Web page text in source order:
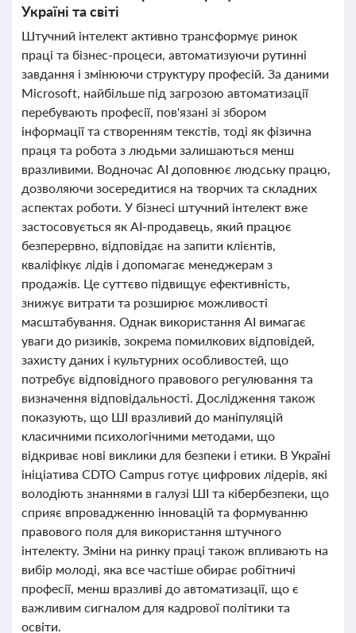
Україні та світі
Штучний інтелект активно трансформує ринок
праці та бізнес-процеси, автоматизуючи рутинні
завдання і змінюючи структуру професій. За даними
Microsoft, найбільше під загрозою автоматизації
перебувають професії, пов'язані зі збором
інформації та створенням текстів, тоді як фізична
праця та робота з людьми залишаються менш
вразливими. Водночас AI доповнює людську працю,
дозволяючи зосередитися на творчих та складних
аспектах роботи. У бізнесі штучний інтелект вже
застосовується як AI-продавець, який працює
безперервно, відповідає на запити клієнтів,
кваліфікує лідів і допомагає менеджерам з
продажів. Це суттєво підвищує ефективність,
знижує витрати та розширює можливості
масштабування. Однак використання AI вимагає
уваги до ризиків, зокрема помилкових відповідей,
захисту даних і культурних особливостей, що
потребує відповідного правового регулювання та
визначення відповідальності. Дослідження також
показують, що ШІ вразливий до маніпуляцій
класичними психологічними методами, що
відкриває нові виклики для безпеки і етики. В Україні
ініціатива CDTO Campus готує цифрових лідерів, які
володіють знаннями в галузі ШІ та кібербезпеки, що
сприяє впровадженню інновацій та формуванню
правового поля для використання штучного
інтелекту. Зміни на ринку праці також впливають на
вибір молоді, яка все частіше обирає робітничі
професії, менш вразливі до автоматизації, що є
важливим сигналом для кадрової політики та
освіти.